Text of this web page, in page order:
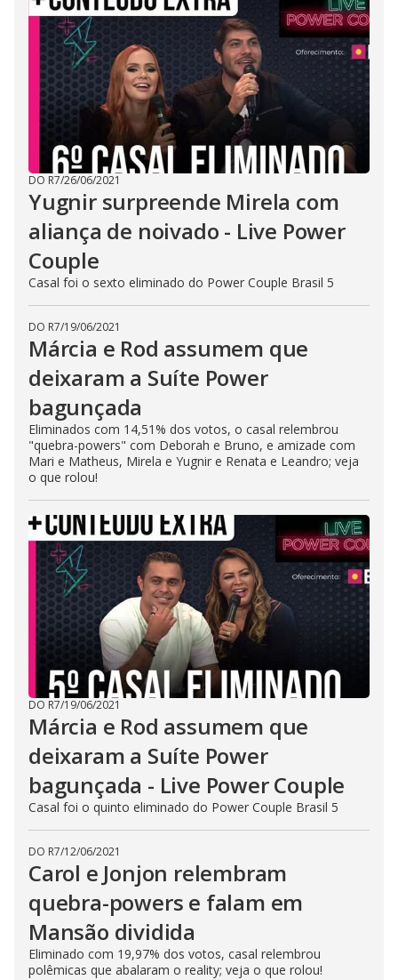
DO R7/26/06/2021
Yugnir surpreende Mirela com
aliança de noivado - Live Power
Couple
Casal foi o sexto eliminado do Power Couple Brasil 5
DO R7/19/06/2021
Márcia e Rod assumem que
deixaram a Suíte Power
bagunçada
Eliminados com 14,51% dos votos, o casal relembrou
"quebra-powers" com Deborah e Bruno, e amizade com
Mari e Matheus, Mirela e Yugnir e Renata e Leandro; veja
o que rolou!
DO R7/19/06/2021
Márcia e Rod assumem que
deixaram a Suíte Power
bagunçada - Live Power Couple
Casal foi o quinto eliminado do Power Couple Brasil 5
DO R7/12/06/2021
Carol e Jonjon relembram
quebra-powers e falam em
Mansão dividida
Eliminado com 19,97% dos votos, casal relembrou
polêmicas que abalaram o reality; veja o que rolou!